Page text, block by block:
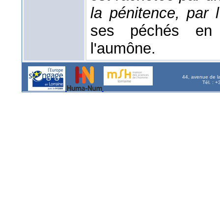
la pénitence, par
ses péchés en
l'aumône.
44, avenue de
Tél. :